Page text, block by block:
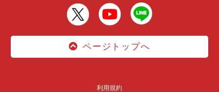
ページトップへ
利用規約